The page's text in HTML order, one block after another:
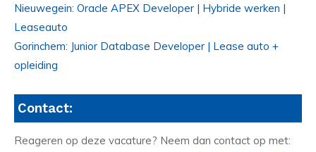
Nieuwegein: Oracle APEX Developer | Hybride werken |
Leaseauto
Gorinchem: Junior Database Developer | Lease auto +
opleiding
Contact:
Reageren op deze vacature? Neem dan contact op met: